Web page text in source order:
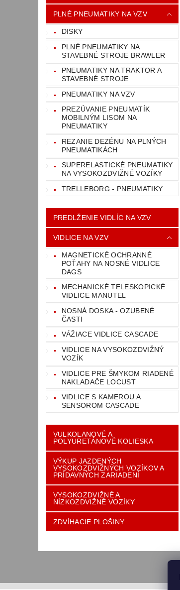
PLNÉ PNEUMATIKY NA VZV
DISKY
PLNÉ PNEUMATIKY NA
STAVEBNÉ STROJE BRAWLER
PNEUMATIKY NA TRAKTOR A
STAVEBNÉ STROJE
PNEUMATIKY NA VZV
PREZÚVANIE PNEUMATÍK
MOBILNÝM LISOM NA
PNEUMATIKY
REZANIE DEZÉNU NA PLNÝCH
PNEUMATIKÁCH
SUPERELASTICKÉ PNEUMATIKY
NA VYSOKOZDVIŽNÉ VOZÍKY
TRELLEBORG - PNEUMATIKY
PREDLŽENIE VIDLÍC NA VZV
VIDLICE NA VZV
MAGNETICKÉ OCHRANNÉ
POŤAHY NA NOSNÉ VIDLICE
DAGS
MECHANICKÉ TELESKOPICKÉ
VIDLICE MANUTEL
NOSNÁ DOSKA - OZUBENÉ
ČASTI
VÁŽIACE VIDLICE CASCADE
VIDLICE NA VYSOKOZDVIŽNÝ
VOZÍK
VIDLICE PRE ŠMYKOM RIADENÉ
NAKLADAČE LOCUST
VIDLICE S KAMEROU A
SENSOROM CASCADE
VULKOLANOVÉ A
POLYURETÁNOVÉ KOLIESKA
VÝKUP JAZDENÝCH
VYSOKOZDVIŽNÝCH VOZÍKOV A
PRÍDAVNÝCH ZARIADENÍ
VYSOKOZDVIŽNÉ A
NÍZKOZDVIŽNÉ VOZÍKY
ZDVÍHACIE PLOŠINY